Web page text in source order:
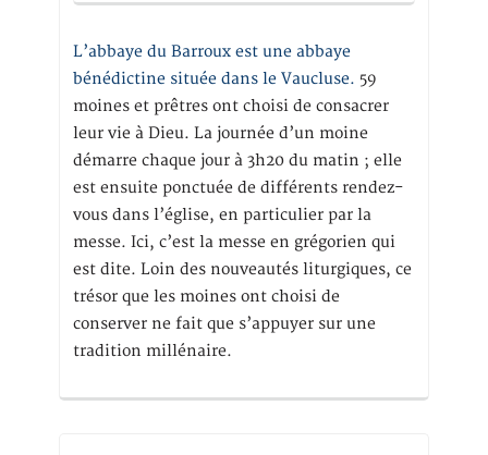
L’abbaye du Barroux est une abbaye
bénédictine située dans le Vaucluse. 59
moines et prêtres ont choisi de consacrer
leur vie à Dieu. La journée d’un moine
démarre chaque jour à 3h20 du matin ; elle
est ensuite ponctuée de différents rendez-
vous dans l’église, en particulier par la
messe. Ici, c’est la messe en grégorien qui
est dite. Loin des nouveautés liturgiques, ce
trésor que les moines ont choisi de
conserver ne fait que s’appuyer sur une
tradition millénaire.